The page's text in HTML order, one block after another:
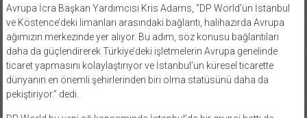
Avrupa İcra Başkan Yardımcısı Kris Adams, “DP World’ün İstanbul
ve Köstence’deki limanları arasındaki bağlantı, halihazırda Avrupa
ağımızın merkezinde yer alıyor. Bu adım, söz konusu bağlantıları
daha da güçlendirerek Türkiye’deki işletmelerin Avrupa genelinde
ticaret yapmasını kolaylaştırıyor ve İstanbul’un küresel ticarette
dünyanın en önemli şehirlerinden biri olma statüsünü daha da
pekiştiriyor.” dedi.